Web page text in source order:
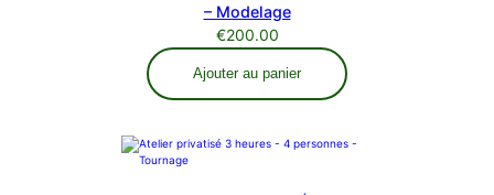
– Modelage
€200.00
Ajouter au panier